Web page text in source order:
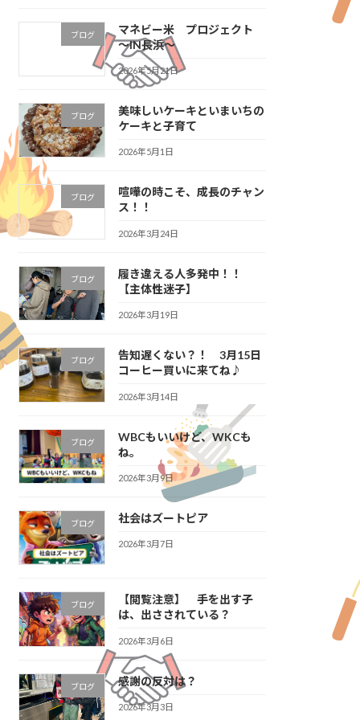
ブログ
マネビー米 プロジェクト
～IN長浜～
2026年5月21日
ブログ
美味しいケーキといまいちの
ケーキと子育て
2026年5月1日
ブログ
喧嘩の時こそ、成長のチャン
ス！！
2026年3月24日
ブログ
履き違える人多発中！！
【主体性迷子】
2026年3月19日
ブログ
告知遅くない？！ 3月15日
コーヒー買いに来てね♪
2026年3月14日
ブログ
WBCもいいけど、WKCも
ね。
2026年3月9日
ブログ 社会はズートピア
2026年3月7日
ブログ
【閲覧注意】 手を出す子
は、出さされている？
2026年3月6日
ブログ 感謝の反対は？
2026年3月3日